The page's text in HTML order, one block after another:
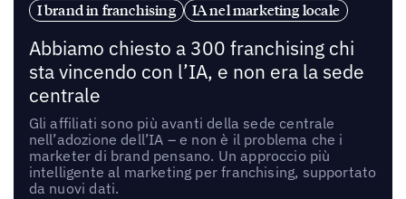
I brand in franchising
IA nel marketing locale
Abbiamo chiesto a 300 franchising chi
sta vincendo con l’IA, e non era la sede
centrale
Gli affiliati sono più avanti della sede centrale
nell’adozione dell’IA – e non è il problema che i
marketer di brand pensano. Un approccio più
intelligente al marketing per franchising, supportato
da nuovi dati.